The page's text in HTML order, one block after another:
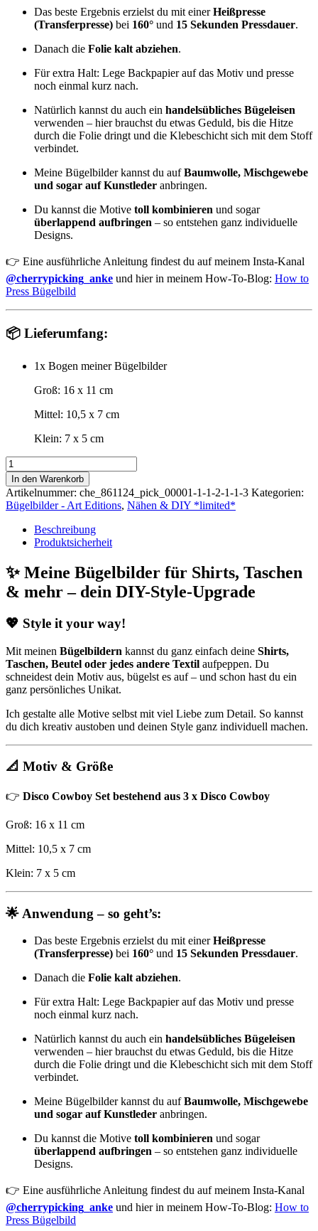
Das beste Ergebnis erzielst du mit einerHeißpresse
(Transferpresse) bei 160° und 15 Sekunden Pressdauer.
Danach die Folie kalt abziehen.
Für extra Halt: Lege Backpapier auf das Motiv und presse
noch einmal kurz nach.
Natürlich kannst du auch ein handelsübliches Bügeleisen
verwenden – hier brauchst du etwas Geduld, bis die Hitze
durch die Folie dringt und die Klebeschicht sich mit dem Stoff
verbindet.
Meine Bügelbilder kannst du aufBaumwolle, Mischgewebe
und sogar auf Kunstleder anbringen.
Du kannst die Motive toll kombinieren und sogar
überlappend aufbringen – so entstehen ganz individuelle
Designs.
👉 Eine ausführliche Anleitung findest du auf meinem Insta-Kanal
@cherrypicking_anke und hier in meinem How-To-Blog: How to
Press Bügelbild
📦 Lieferumfang:
1x Bogen meiner Bügelbilder
Groß: 16 x 11 cm
Mittel: 10,5 x 7 cm
Klein: 7 x 5 cm
Bügelbild
|
Disco
Cowboy
Set
Menge
In den Warenkorb
Artikelnummer: che_861124_pick_00001-1-1-2-1-1-3 Kategorien:
Bügelbilder - Art Editions, Nähen & DIY *limited*
Beschreibung
Produktsicherheit
✨ Meine Bügelbilder für Shirts, Taschen
& mehr – dein DIY-Style-Upgrade
💖 Style it your way!
Mit meinen Bügelbildern kannst du ganz einfach deine Shirts,
Taschen, Beutel oder jedes andere Textil aufpeppen. Du
schneidest dein Motiv aus, bügelst es auf – und schon hast du ein
ganz persönliches Unikat.
Ich gestalte alle Motive selbst mit viel Liebe zum Detail. So kannst
du dich kreativ austoben und deinen Style ganz individuell machen.
📐 Motiv & Größe
👉 Disco Cowboy Set bestehend aus 3 x Disco Cowboy
Groß: 16 x 11 cm
Mittel: 10,5 x 7 cm
Klein: 7 x 5 cm
🌟 Anwendung – so geht’s:
Das beste Ergebnis erzielst du mit einerHeißpresse
(Transferpresse) bei 160° und 15 Sekunden Pressdauer.
Danach die Folie kalt abziehen.
Für extra Halt: Lege Backpapier auf das Motiv und presse
noch einmal kurz nach.
Natürlich kannst du auch ein handelsübliches Bügeleisen
verwenden – hier brauchst du etwas Geduld, bis die Hitze
durch die Folie dringt und die Klebeschicht sich mit dem Stoff
verbindet.
Meine Bügelbilder kannst du aufBaumwolle, Mischgewebe
und sogar auf Kunstleder anbringen.
Du kannst die Motive toll kombinieren und sogar
überlappend aufbringen – so entstehen ganz individuelle
Designs.
👉 Eine ausführliche Anleitung findest du auf meinem Insta-Kanal
@cherrypicking_anke und hier in meinem How-To-Blog: How to
Press Bügelbild